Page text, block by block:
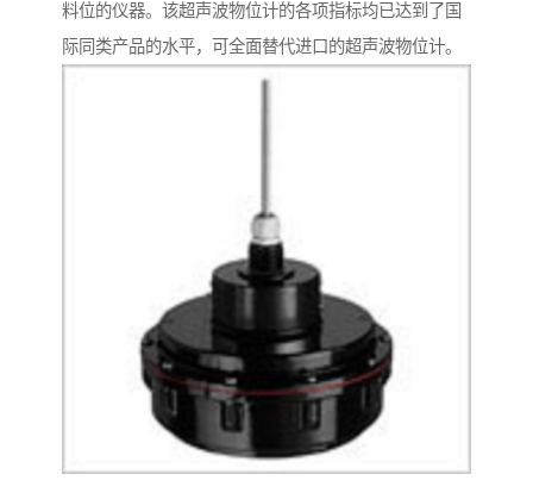
料位的仪器。该超声波物位计的各项指标均已达到了国
际同类产品的水平，可全面替代进口的超声波物位计。